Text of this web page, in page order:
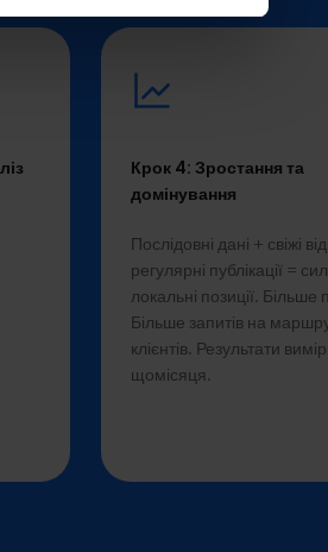
Крок 4: Зростання та
домінування
Послідовні дані + свіжі
регулярні публікації =
локальні позиції. Більше
Більше запитів на
клієнтів. Результати
щомісяця.